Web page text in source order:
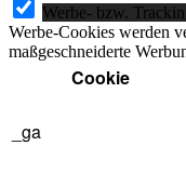
Werbe- bzw.
Werbe-Cookies werden
maßgeschneiderte
Cookie
_ga